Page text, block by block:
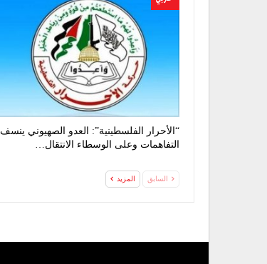
“الأحرار الفلسطينية”: العدو الصهيوني ينسف
التفاهمات وعلى الوسطاء الانتقال…
السابق المزيد